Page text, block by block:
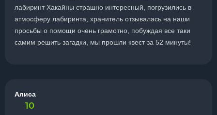
лабиринт Хакайны страшно интересный, погрузились в
атмосферу лабиринта, хранитель отзывалась на наши
просьбы о помощи очень грамотно, побуждая все таки
самим решить загадки, мы прошли квест за 52 минуты!
Алиса
10